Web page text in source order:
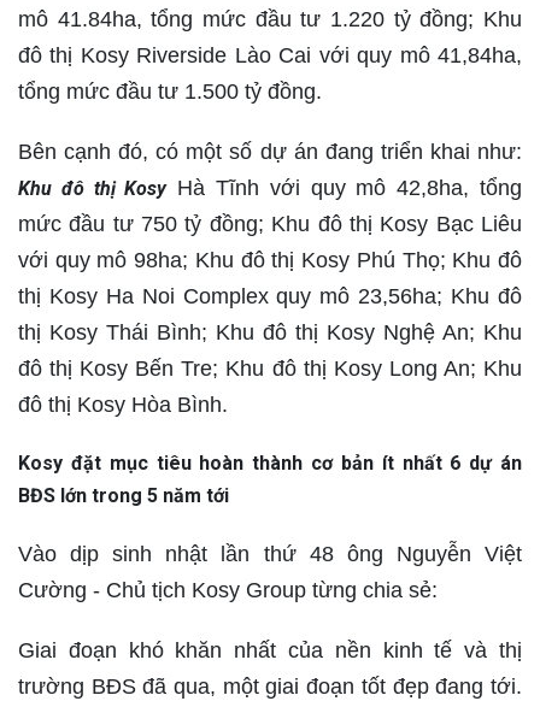
mô 41.84ha, tổng mức đầu tư 1.220 tỷ đồng; Khu
đô thị Kosy Riverside Lào Cai với quy mô 41,84ha,
tổng mức đầu tư 1.500 tỷ đồng.
Bên cạnh đó, có một số dự án đang triển khai như:
Khu đô thị KosyHà Tĩnh với quy mô 42,8ha, tổng
mức đầu tư 750 tỷ đồng; Khu đô thị Kosy Bạc Liêu
với quy mô 98ha; Khu đô thị Kosy Phú Thọ; Khu đô
thị Kosy Ha Noi Complex quy mô 23,56ha; Khu đô
thị Kosy Thái Bình; Khu đô thị Kosy Nghệ An; Khu
đô thị Kosy Bến Tre; Khu đô thị Kosy Long An; Khu
đô thị Kosy Hòa Bình.
Kosy đặt mục tiêu hoàn thành cơ bản ít nhất 6 dự án
BĐS lớn trong 5 năm tới
Vào dịp sinh nhật lần thứ 48 ông Nguyễn Việt
Cường - Chủ tịch Kosy Group từng chia sẻ:
Giai đoạn khó khăn nhất của nền kinh tế và thị
trường BĐS đã qua, một giai đoạn tốt đẹp đang tới.